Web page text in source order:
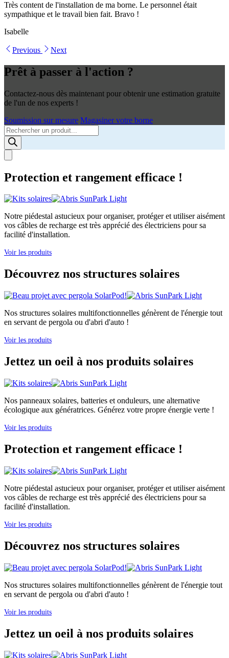
Très content de l'installation de ma borne. Le personnel était
sympathique et le travail bien fait. Bravo !
Isabelle
Previous Next
Prêt à passer à l'action ?
Contactez-nous dès maintenant pour obtenir une estimation gratuite
de l'un de nos experts !
Soumission sur mesure Magasiner votre borne
Products
search
Protection et rangement efficace !
Notre piédestal astucieux pour organiser, protéger et utiliser aisément
vos câbles de recharge est très apprécié des électriciens pour sa
facilité d'installation.
Voir les produits
Découvrez nos structures solaires
Nos structures solaires multifonctionnelles génèrent de l'énergie tout
en servant de pergola ou d'abri d'auto !
Voir les produits
Jettez un oeil à nos produits solaires
Nos panneaux solaires, batteries et onduleurs, une alternative
écologique aux génératrices. Générez votre propre énergie verte !
Voir les produits
Protection et rangement efficace !
Notre piédestal astucieux pour organiser, protéger et utiliser aisément
vos câbles de recharge est très apprécié des électriciens pour sa
facilité d'installation.
Voir les produits
Découvrez nos structures solaires
Nos structures solaires multifonctionnelles génèrent de l'énergie tout
en servant de pergola ou d'abri d'auto !
Voir les produits
Jettez un oeil à nos produits solaires